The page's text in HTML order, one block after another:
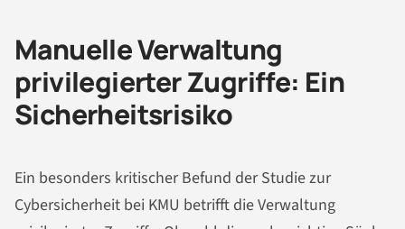
Manuelle Verwaltung
privilegierter Zugriffe: Ein
Sicherheitsrisiko
Ein besonders kritischer Befund der Studie zur
Cybersicherheit bei KMU betrifft die Verwaltung